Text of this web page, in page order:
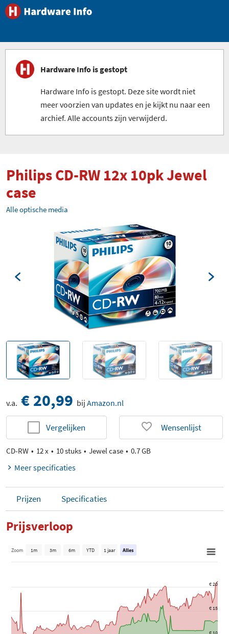
Hardware Info is gestopt
Hardware Info is gestopt. Deze site wordt niet
meer voorzien van updates en je kijkt nu naar een
archief. Alle accounts zijn verwijderd.
Philips CD-RW 12x 10pk Jewel
case
Alle optische media
v.a. € 20,99 bij Amazon.nl
Vergelijken Wensenlijst
CD-RW 12 x 10 stuks Jewel case 0.7 GB
Meer specificaties
Prijzen Specificaties
Prijsverloop
€ 15
€ 20
Zoom 1m 3m 6m YTD 1 jaar Alles